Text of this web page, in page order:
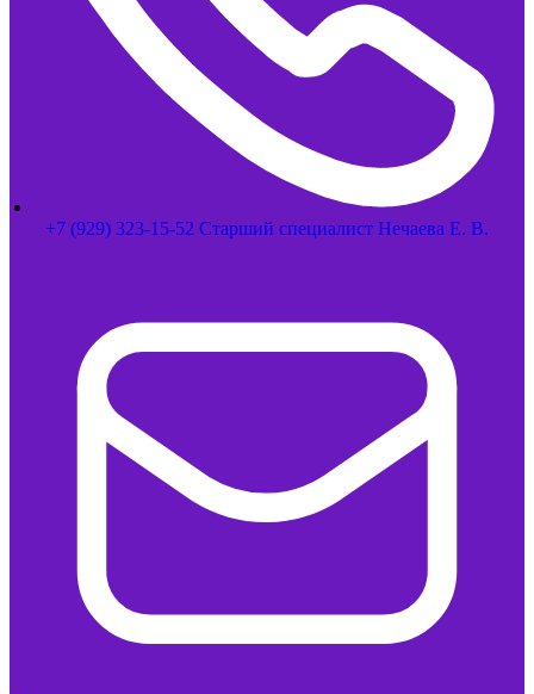
+7 (929) 323-15-52 Старший специалист Нечаева Е. В.